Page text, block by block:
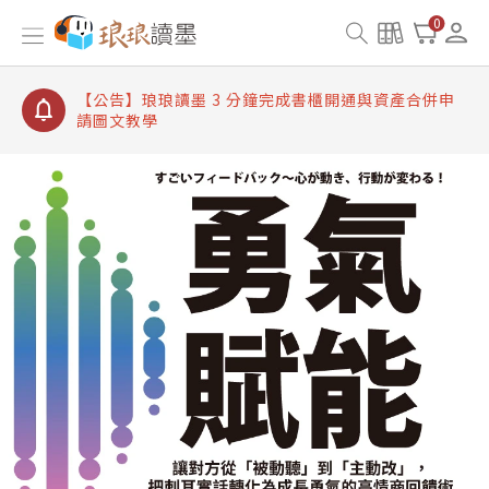
0
【公告】琅琅讀墨書櫃開通常見問題
【公告】琅琅讀墨 3 分鐘完成書櫃開通與資產合併申
【公告】琅琅書店服務升級重要說明及資產合併結果
查詢